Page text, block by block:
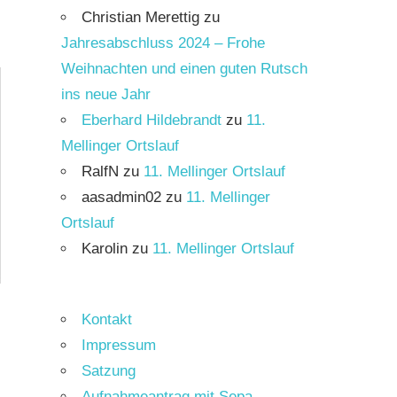
Christian Merettigzu
Jahresabschluss 2024 – Frohe
Weihnachten und einen guten Rutsch
ins neue Jahr
Eberhard Hildebrandtzu 11.
Mellinger Ortslauf
RalfN zu 11. Mellinger Ortslauf
aasadmin02zu 11. Mellinger
Ortslauf
Karolinzu 11. Mellinger Ortslauf
Kontakt
Impressum
Satzung